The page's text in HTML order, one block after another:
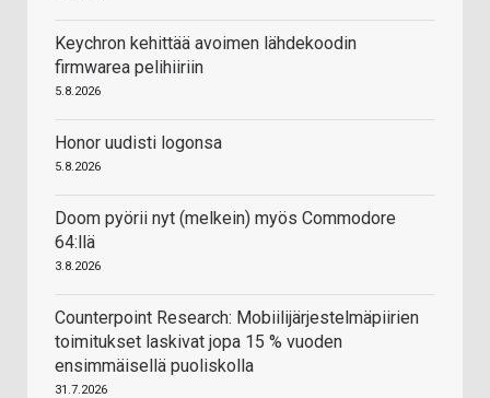
Keychron kehittää avoimen lähdekoodin
firmwarea pelihiiriin
5.8.2026
Honor uudisti logonsa
5.8.2026
Doom pyörii nyt (melkein) myös Commodore
64:llä
3.8.2026
Counterpoint Research: Mobiilijärjestelmäpiirien
toimitukset laskivat jopa 15 % vuoden
ensimmäisellä puoliskolla
31.7.2026